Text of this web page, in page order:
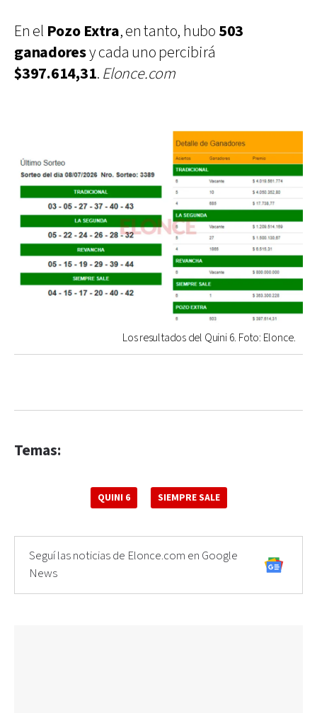
En el Pozo Extra, en tanto, hubo 503
ganadoresy cada uno percibirá
$397.614,31. Elonce.com
Los resultados del Quini 6. Foto: Elonce.
Temas:
QUINI 6 SIEMPRE SALE
Seguí las noticias de Elonce.com en Google
News